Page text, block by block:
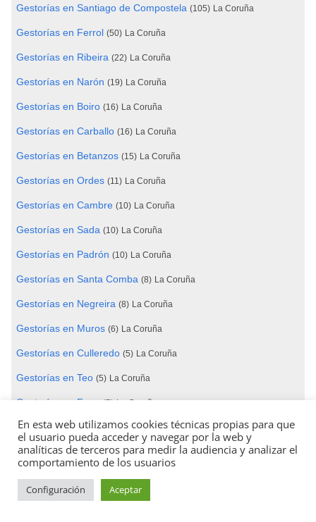
Gestorías en Santiago de Compostela (105) La Coruña
Gestorías en Ferrol (50) La Coruña
Gestorías en Ribeira (22) La Coruña
Gestorías en Narón (19) La Coruña
Gestorías en Boiro (16) La Coruña
Gestorías en Carballo (16) La Coruña
Gestorías en Betanzos (15) La Coruña
Gestorías en Ordes (11) La Coruña
Gestorías en Cambre (10) La Coruña
Gestorías en Sada (10) La Coruña
Gestorías en Padrón (10) La Coruña
Gestorías en Santa Comba (8) La Coruña
Gestorías en Negreira (8) La Coruña
Gestorías en Muros (6) La Coruña
Gestorías en Culleredo (5) La Coruña
Gestorías en Teo (5) La Coruña
Gestorías en Fene (5) La Coruña
Gestorías en Vimianzo (4) La Coruña
Gestorías en Ames (3) La Coruña
(1) La Coruña
En esta web utilizamos cookies técnicas propias para que
el usuario pueda acceder y navegar por la web y
analíticas de terceros para medir la audiencia y analizar el
comportamiento de los usuarios
Configuración Aceptar